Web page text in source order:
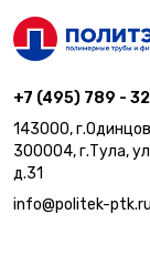
+7 (495) 789 -
143000,
300004, г.Тула,
д.31
info@politek-ptk.ru